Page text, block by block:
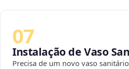
07
Instalação de Vaso
Precisa de um novo vaso